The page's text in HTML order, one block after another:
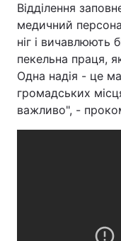
Відділення
медичний
ніг і вичавлюють
пекельна праця,
Одна надія - це
громадських
важливо", -